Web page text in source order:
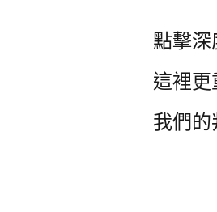
點擊深
這裡更
我們的